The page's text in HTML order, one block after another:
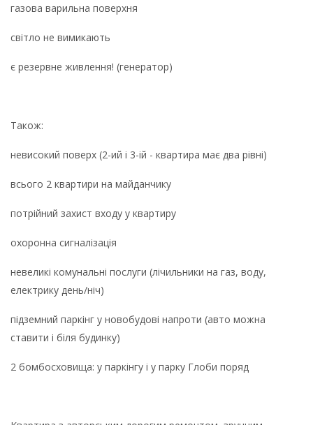
газова варильна поверхня
світло не вимикають
є резервне живлення! (генератор)
Також:
невисокий поверх (2-ий і 3-ій - квартира має два рівні)
всього 2 квартири на майданчику
потрійний захист входу у квартиру
охоронна сигналізація
невеликі комунальні послуги (лічильники на газ, воду,
електрику день/ніч)
підземний паркінг у новобудові напроти (авто можна
ставити і біля будинку)
2 бомбосховища: у паркінгу і у парку Глоби поряд